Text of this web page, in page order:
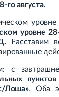
го августа.
уровне
Расставим
с
Лоша». Оба